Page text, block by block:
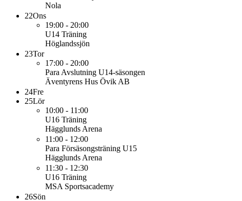
Nola
22Ons
19:00 - 20:00
U14 Träning
Höglandssjön
23Tor
17:00 - 20:00
Para Avslutning U14-säsongen
Äventyrens Hus Övik AB
24Fre
25Lör
10:00 - 11:00
U16 Träning
Hägglunds Arena
11:00 - 12:00
Para Försäsongsträning U15
Hägglunds Arena
11:30 - 12:30
U16 Träning
MSA Sportsacademy
26Sön